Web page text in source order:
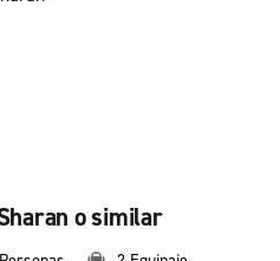
o similar